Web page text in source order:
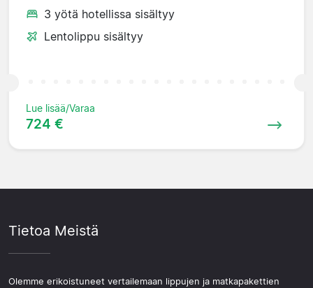
3 yötä hotellissa sisältyy
Lentolippu sisältyy
Lue lisää/Varaa
724 €
Tietoa Meistä
Olemme erikoistuneet vertailemaan lippujen ja matkapakettien